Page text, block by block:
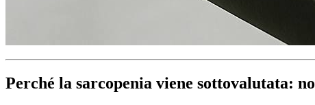
Perché la sarcopenia viene sottovalutata: